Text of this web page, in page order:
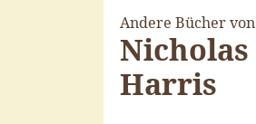
Andere Bücher von
Nicholas
Harris